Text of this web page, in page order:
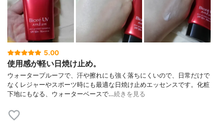
5.00
使用感が軽い日焼け止め。
ウォータープルーフで、汗や擦れにも強く落ちにくいので、日常だけで
なくレジャーやスポーツ時にも最適な日焼け止めエッセンスです。化粧
下地にもなる、ウォーターベースで…続きを見る